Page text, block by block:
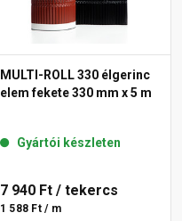
MULTI-ROLL 330 élgerinc
elem fekete 330 mm x 5 m
Gyártói készleten
7 940 Ft / tekercs
1 588 Ft / m